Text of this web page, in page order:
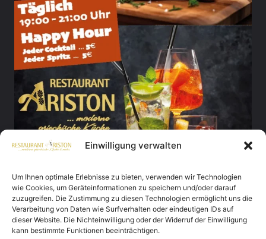
Einwilligung verwalten
Um Ihnen optimale Erlebnisse zu bieten, verwenden wir Technologien
wie Cookies, um Geräteinformationen zu speichern und/oder darauf
zuzugreifen. Die Zustimmung zu diesen Technologien ermöglicht uns die
Verarbeitung von Daten wie Surfverhalten oder eindeutigen IDs auf
dieser Website. Die Nichteinwilligung oder der Widerruf der Einwilligung
kann bestimmte Funktionen beeinträchtigen.